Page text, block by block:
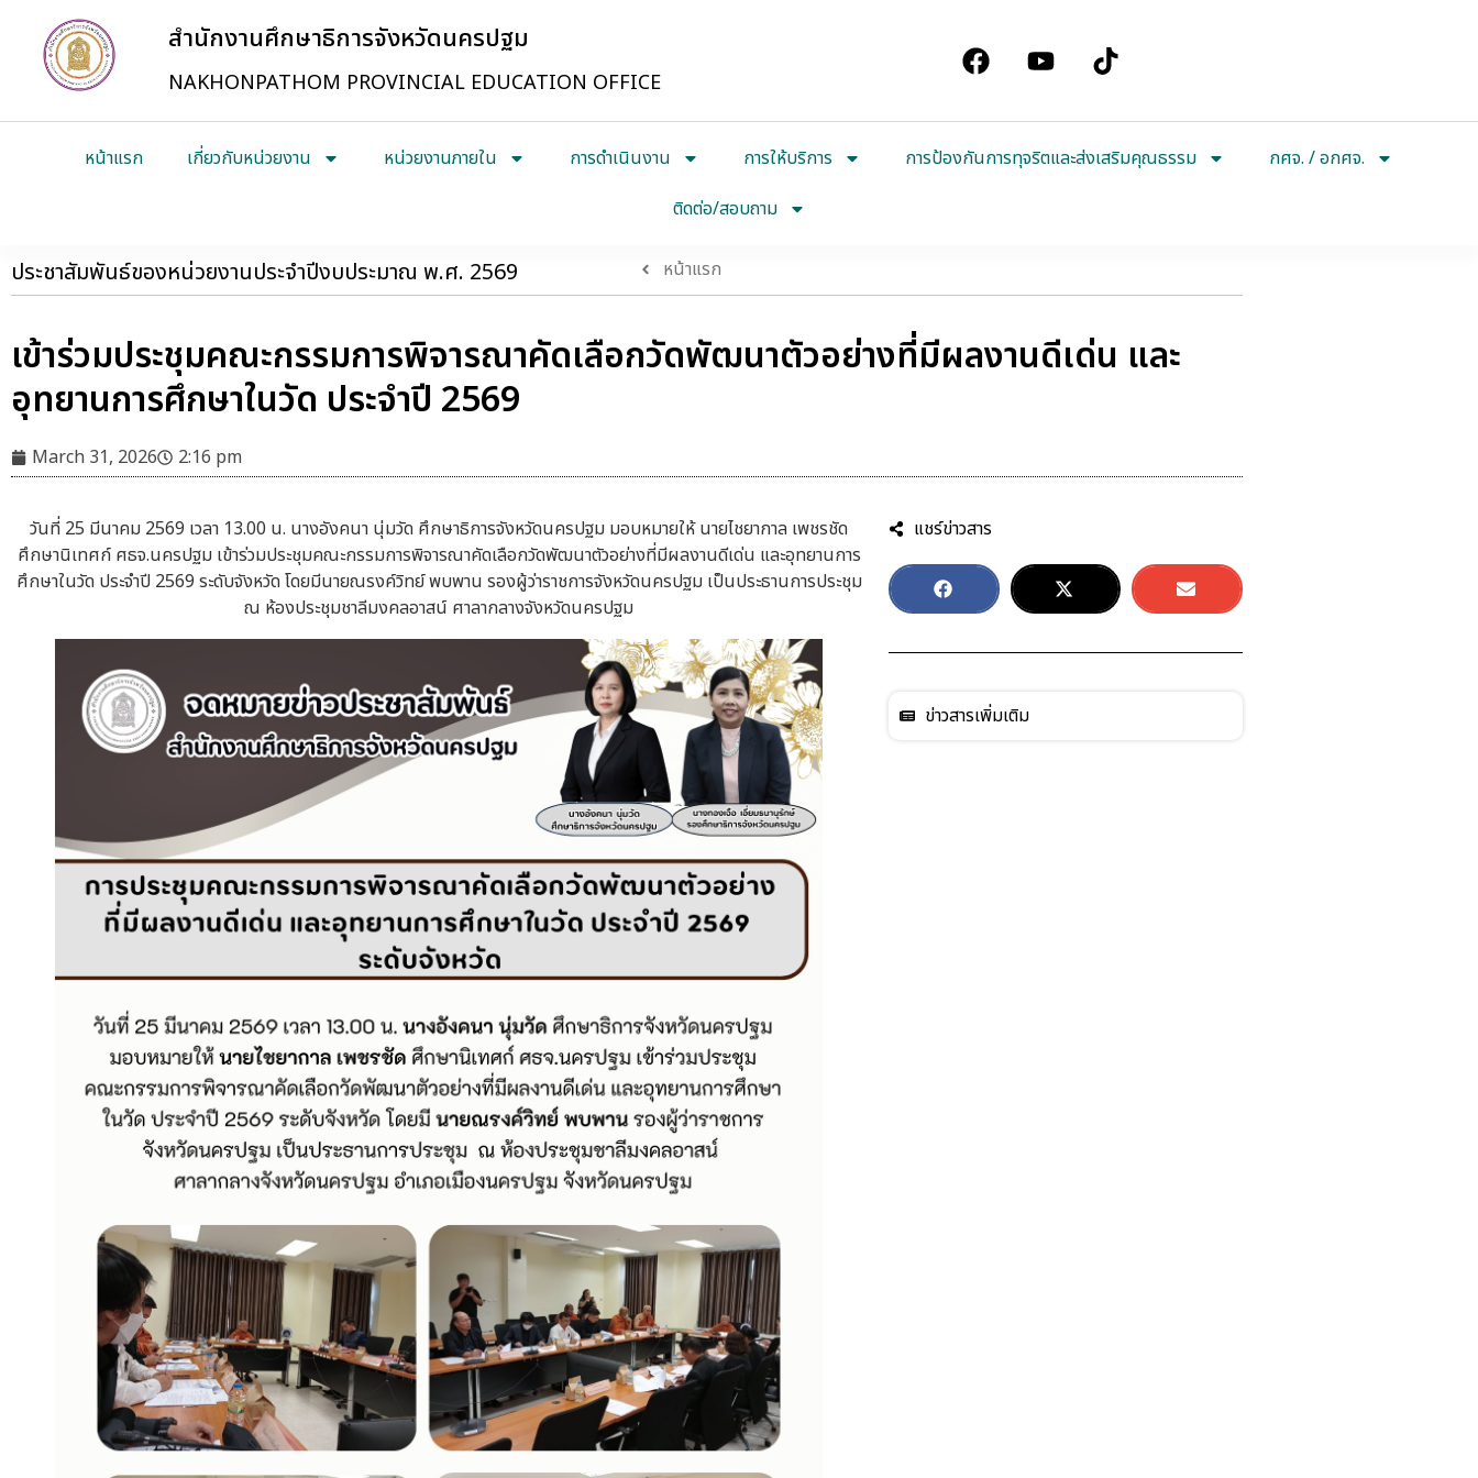
สำนักงานศึกษาธิการจังหวัดนครปฐม
NAKHONPATHOM PROVINCIAL EDUCATION OFFICE
หน้าแรก เกี่ยวกับหน่วยงาน หน่วยงานภายใน การดำเนินงาน การให้บริการ การป้องกันการทุจริตและส่งเสริมคุณธรรม
กศจ. / อกศจ.
ติดต่อ/สอบถาม
ประชาสัมพันธ์ของหน่วยงานประจำปีงบประมาณ พ.ศ. 2569 หน้าแรก
เข้าร่วมประชุมคณะกรรมการพิจารณาคัดเลือกวัดพัฒนาตัวอย่างที่มีผลงานดีเด่น และ
อุทยานการศึกษาในวัด ประจำปี 2569
March 31, 2026 2:16 pm
วันที่ 25 มีนาคม 2569 เวลา 13.00 น. นางอังคนา นุ่มวัด ศึกษาธิการจังหวัดนครปฐม มอบหมายให้ นายไชยากาล เพชรชัด
ศึกษานิเทศก์ ศธจ.นครปฐม เข้าร่วมประชุมคณะกรรมการพิจารณาคัดเลือกวัดพัฒนาตัวอย่างที่มีผลงานดีเด่น และอุทยานการ
ศึกษาในวัด ประจำปี 2569 ระดับจังหวัด โดยมีนายณรงค์วิทย์ พบพาน รองผู้ว่าราชการจังหวัดนครปฐม เป็นประธานการประชุม
ณ ห้องประชุมชาลีมงคลอาสน์ ศาลากลางจังหวัดนครปฐม
แชร์ข่าวสาร
ข่าวสารเพิ่มเติม